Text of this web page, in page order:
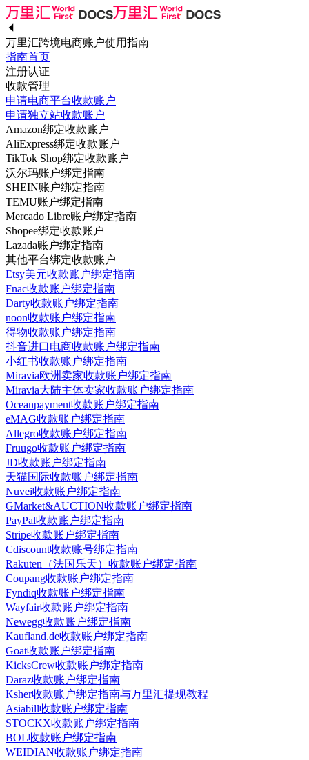
万里汇跨境电商账户使用指南
指南首页
注册认证
收款管理
申请电商平台收款账户
申请独立站收款账户
Amazon绑定收款账户
AliExpress绑定收款账户
TikTok Shop绑定收款账户
沃尔玛账户绑定指南
SHEIN账户绑定指南
TEMU账户绑定指南
Mercado Libre账户绑定指南
Shopee绑定收款账户
Lazada账户绑定指南
其他平台绑定收款账户
Etsy美元收款账户绑定指南
Fnac收款账户绑定指南
Darty收款账户绑定指南
noon收款账户绑定指南
得物收款账户绑定指南
抖音进口电商收款账户绑定指南
小红书收款账户绑定指南
Miravia欧洲卖家收款账户绑定指南
Miravia大陆主体卖家收款账户绑定指南
Oceanpayment收款账户绑定指南
eMAG收款账户绑定指南
Allegro收款账户绑定指南
Fruugo收款账户绑定指南
JD收款账户绑定指南
天猫国际收款账户绑定指南
Nuvei收款账户绑定指南
GMarket&AUCTION收款账户绑定指南
PayPal收款账户绑定指南
Stripe收款账户绑定指南
Cdiscount收款账号绑定指南
Rakuten（法国乐天）收款账户绑定指南
Coupang收款账户绑定指南
Fyndiq收款账户绑定指南
Wayfair收款账户绑定指南
Newegg收款账户绑定指南
Kaufland.de收款账户绑定指南
Goat收款账户绑定指南
KicksCrew收款账户绑定指南
Daraz收款账户绑定指南
Ksher收款账户绑定指南与万里汇提现教程
Asiabill收款账户绑定指南
STOCKX收款账户绑定指南
BOL收款账户绑定指南
WEIDIAN收款账户绑定指南